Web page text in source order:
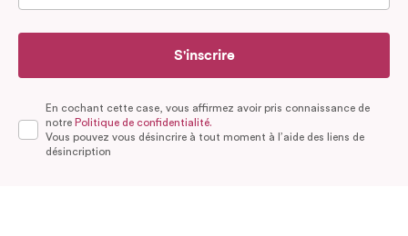
S'inscrire
En cochant cette case, vous affirmez avoir pris connaissance de
notre Politique de confidentialité.
Vous pouvez vous désincrire à tout moment à l’aide des liens de
désincription